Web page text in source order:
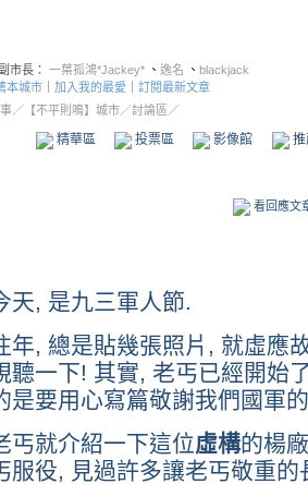
副市長： 一葉孤鴻*Jackey* 、 逸名 、 blackjack
本城市 加入我的最愛
訂閱最新文章
／ 【不平則鳴】城市／討論區／
精華區 投票區 影像館
看回應文
天, 是九三軍人節.
年, 總是貼幾張照片, 就虛應
聽一下! 其實, 老丐已經開始
是要用心寫篇敬謝我們國軍
丐就介紹一下這位虛構的楊
服役, 見過許多讓老丐敬重